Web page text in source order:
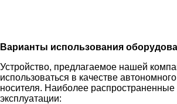
Варианты использования
Устройство, предлагаемое нашей
использоваться в качестве
носителя. Наиболее распространенные
эксплуатации: